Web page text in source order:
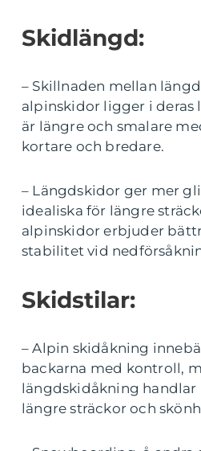
Skidlängd:
– Skillnaden mellan
alpinskidor ligger i deras
är längre och smalare
kortare och bredare.
– Längdskidor ger mer
idealiska för längre
alpinskidor erbjuder
stabilitet vid
Skidstilar:
– Alpin skidåkning
backarna med kontroll,
längdskidåkning handlar
längre sträckor och